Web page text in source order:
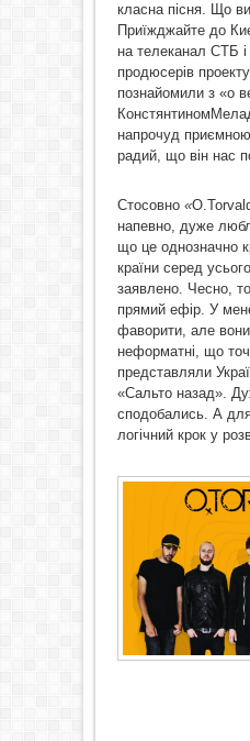
класна пісня. Що
Приїжджайте до
на телеканал СТБ
продюсерів
познайомили з «о
напрочуд
радий, що він нас
Стосовно«
напевно, дуже
що це однозначно
країни серед
заявлено. Чесно,
прямий ефір. У
фаворити, але вони
неформатні, що
представляли
«Сальто назад».
сподобались. А
логічний крок у